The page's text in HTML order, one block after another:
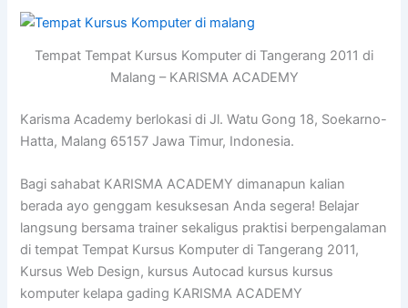
Tempat Tempat Kursus Komputer di Tangerang 2011 di
Malang – KARISMA ACADEMY
Karisma Academy berlokasi di Jl. Watu Gong 18, Soekarno-
Hatta, Malang 65157 Jawa Timur, Indonesia.
Bagi sahabat KARISMA ACADEMY dimanapun kalian
berada ayo genggam kesuksesan Anda segera! Belajar
langsung bersama trainer sekaligus praktisi berpengalaman
di tempat Tempat Kursus Komputer di Tangerang 2011,
Kursus Web Design, kursus Autocad kursus kursus
komputer kelapa gading KARISMA ACADEMY